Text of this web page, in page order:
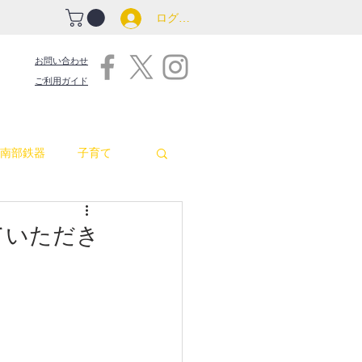
ログイン
お問い合わせ
ご利用ガイド
南部鉄器 子育て
吉原商店街情報
ただき